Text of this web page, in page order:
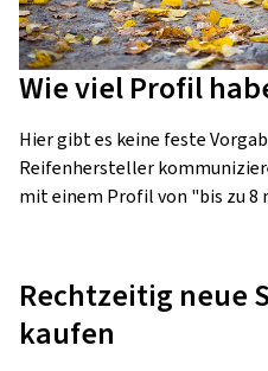
Wie viel Profil
Hier gibt es keine feste
Reifenhersteller
mit einem Profil von "bis zu 8
Rechtzeitig neue
kaufen